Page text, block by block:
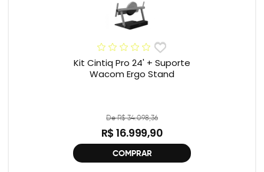
Kit Cintiq Pro 24' + Suporte
Wacom Ergo Stand
De R$ 34.098,36
R$ 16.999,90
COMPRAR